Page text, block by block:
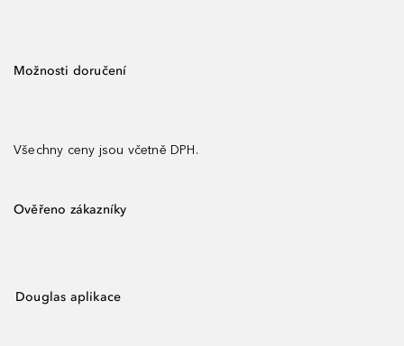
Možnosti doručení
Všechny ceny jsou včetně DPH.
Ověřeno zákazníky
Douglas aplikace